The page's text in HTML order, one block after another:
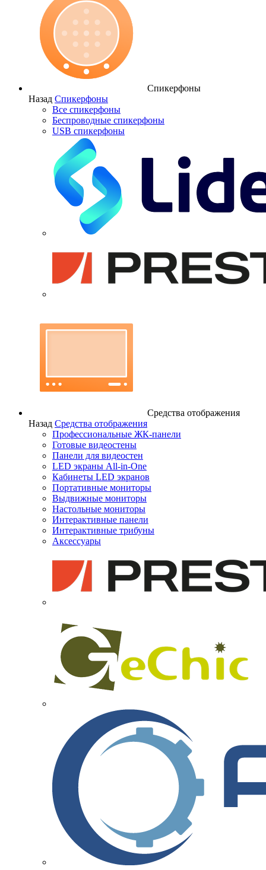
Спикерфоны
Назад Спикерфоны
Все спикерфоны
Беспроводные спикерфоны
USB спикерфоны
Средства отображения
Назад Средства отображения
Профессиональные ЖК-панели
Готовые видеостены
Панели для видеостен
LED экраны All-in-One
Кабинеты LED экранов
Портативные мониторы
Выдвижные мониторы
Настольные мониторы
Интерактивные панели
Интерактивные трибуны
Аксессуары